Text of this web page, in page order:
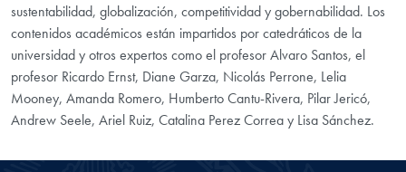
sustentabilidad, globalización, competitividad y gobernabilidad. Los
contenidos académicos están impartidos por catedráticos de la
universidad y otros expertos como el profesor Alvaro Santos, el
profesor Ricardo Ernst, Diane Garza, Nicolás Perrone, Lelia
Mooney, Amanda Romero, Humberto Cantu-Rivera, Pilar Jericó,
Andrew Seele, Ariel Ruiz, Catalina Perez Correa y Lisa Sánchez.